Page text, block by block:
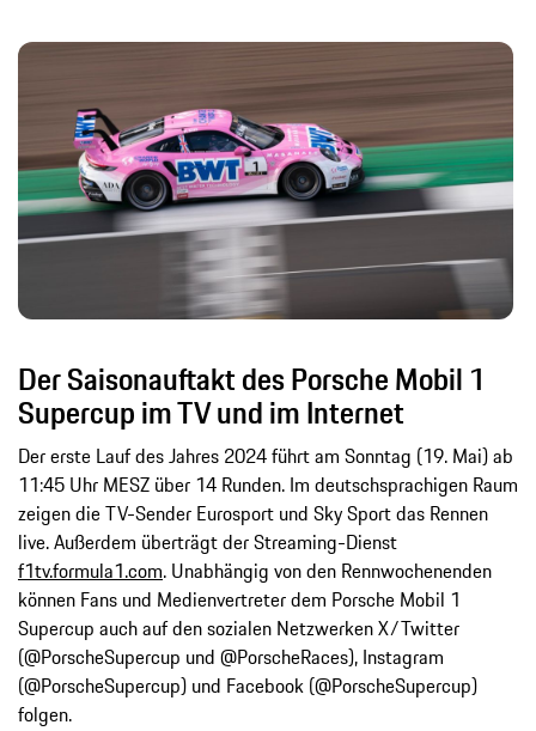
Der Saisonauftakt des Porsche Mobil 1
Supercup im TV und im Internet
Der erste Lauf des Jahres 2024 führt am Sonntag (19. Mai) ab
11:45 Uhr MESZ über 14 Runden. Im deutschsprachigen Raum
zeigen die TV-Sender Eurosport und Sky Sport das Rennen
live. Außerdem überträgt der Streaming-Dienst
f1tv.formula1.com. Unabhängig von den Rennwochenenden
können Fans und Medienvertreter dem Porsche Mobil 1
Supercup auch auf den sozialen Netzwerken X/Twitter
(@PorscheSupercup und @PorscheRaces), Instagram
(@PorscheSupercup) und Facebook (@PorscheSupercup)
folgen.